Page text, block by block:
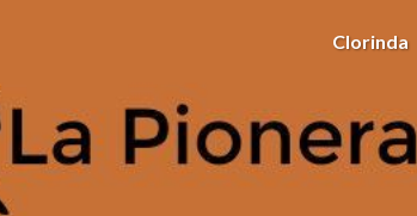
Clorinda